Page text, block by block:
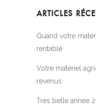
ARTICLES
Quand votre
rentable
Votre matériel
revenus
Très belle année